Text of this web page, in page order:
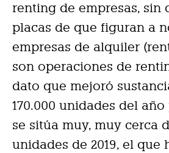
renting de empresas, sin
placas de que figuran a
empresas de alquiler
son operaciones de
dato que mejoró
170.000 unidades del
se sitúa muy, muy cerca
unidades de 2019, el que